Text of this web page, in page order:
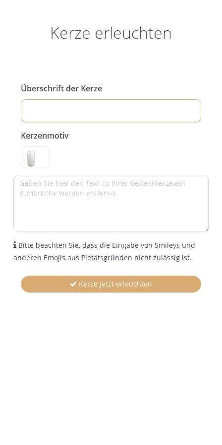
Kerze erleuchten
Überschrift der Kerze
Kerzenmotiv
Bitte beachten Sie, dass die Eingabe von Smileys und
anderen Emojis aus Pietätsgründen nicht zulässig ist.
Kerze jetzt erleuchten